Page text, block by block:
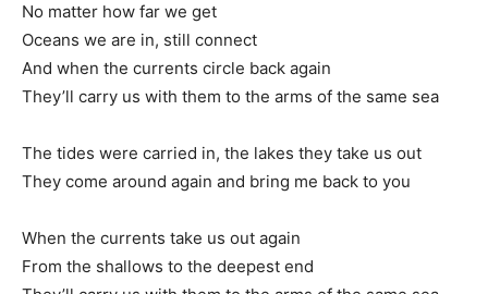
No matter how far we get
Oceans we are in, still connect
And when the currents circle back again
They’ll carry us with them to the arms of the same sea
The tides were carried in, the lakes they take us out
They come around again and bring me back to you
When the currents take us out again
From the shallows to the deepest end